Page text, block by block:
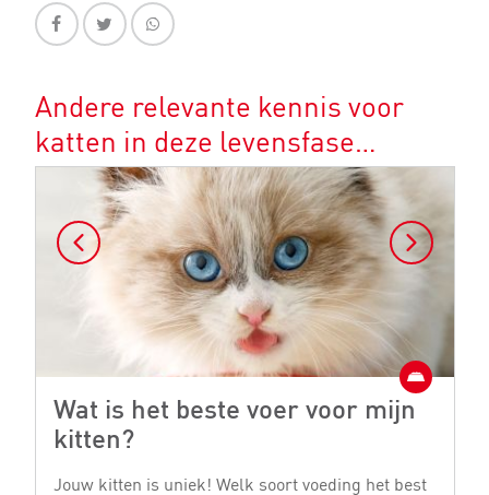
Andere relevante kennis voor
katten in deze levensfase…
Wat is het beste voer voor mijn
kitten?
Jouw kitten is uniek! Welk soort voeding het best